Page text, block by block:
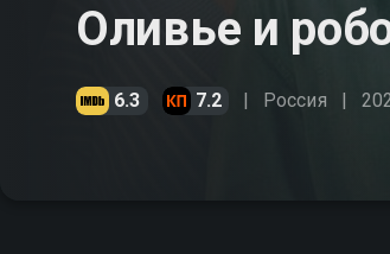
Оливье и
6.3 7.2 Россия